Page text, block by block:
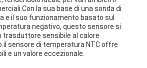
la sua base di una sonda di
e il suo funzionamento basato sul
negativo, questo sensore si
trasduttore sensibile al calore
sensore di temperatura NTC offre
e un valore eccezionale.